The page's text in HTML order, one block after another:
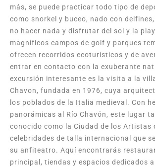
más, se puede practicar todo tipo de
como snorkel y buceo, nado con
no hacer nada y disfrutar del sol y la
magníficos campos de golf y parques
ofrecen recorridos ecoturísticos y de
entrar en contacto con la exuberante
excursión interesante es la visita a la
Chavon, fundada en 1976, cuya
los poblados de la Italia medieval. Con
panorámicas al Río Chavón, este lugar
conocido como la Ciudad de los Artistas
celebridades de talla internacional que
su anfiteatro. Aquí encontrarás
principal, tiendas y espacios dedicados